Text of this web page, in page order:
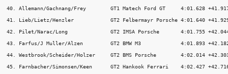
40. Allemann/Gachnang/Frey        GT1 Matech Ford GT     4:01.628
41. Lieb/Lietz/Henzler            GT2 Felbermayr Porsche 4:01.640
42. Pilet/Narac/Long              GT2 IMSA Porsche       4:01.755
43. Farfus/J Muller/Alzen         GT2 BMW M3             4:01.893
44. Westbrook/Scheider/Holzer     GT2 BMS Porsche        4:02.014
45. Farnbacher/Simonsen/Keen      GT2 Hankook Ferrari    4:02.427